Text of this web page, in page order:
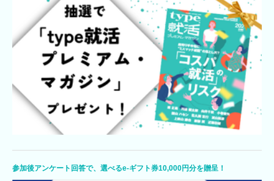
参加後アンケート回答で、選べるe-ギフト券10,000円分を贈呈！